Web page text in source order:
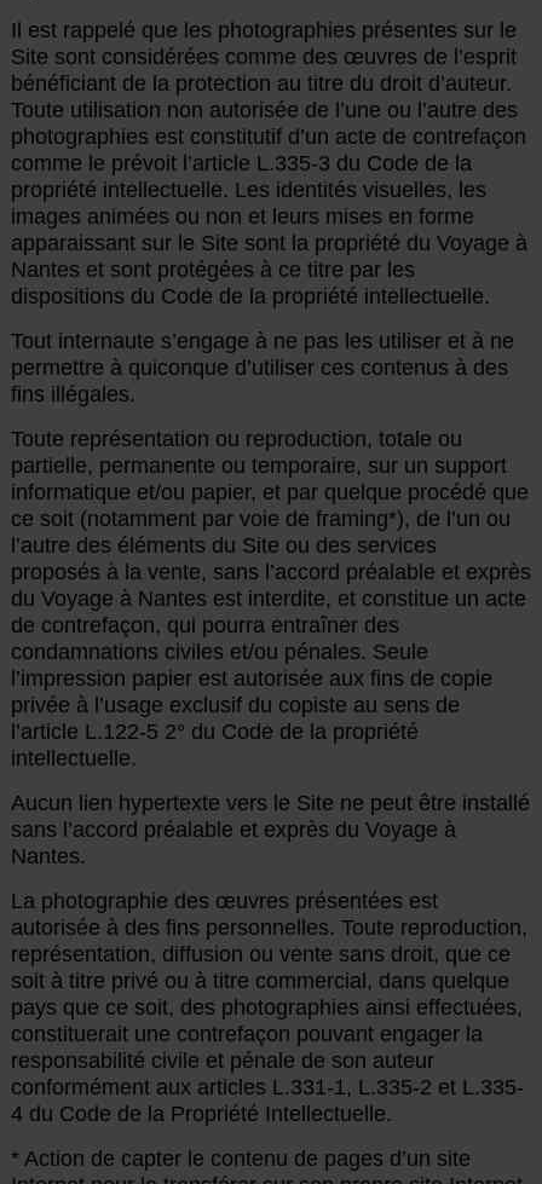
Il est rappelé que les photographies présentes sur le
Site sont considérées comme des œuvres de l’esprit
bénéficiant de la protection au titre du droit d’auteur.
Toute utilisation non autorisée de l’une ou l’autre des
photographies est constitutif d’un acte de contrefaçon
comme le prévoit l’article L.335-3 du Code de la
propriété intellectuelle. Les identités visuelles, les
images animées ou non et leurs mises en forme
apparaissant sur le Site sont la propriété du Voyage à
Nantes et sont protégées à ce titre par les
dispositions du Code de la propriété intellectuelle.
Tout internaute s’engage à ne pas les utiliser et à ne
permettre à quiconque d’utiliser ces contenus à des
fins illégales.
Toute représentation ou reproduction, totale ou
partielle, permanente ou temporaire, sur un support
informatique et/ou papier, et par quelque procédé que
ce soit (notamment par voie de framing*), de l’un ou
l’autre des éléments du Site ou des services
proposés à la vente, sans l’accord préalable et exprès
du Voyage à Nantes est interdite, et constitue un acte
de contrefaçon, qui pourra entraîner des
condamnations civiles et/ou pénales. Seule
l’impression papier est autorisée aux fins de copie
privée à l’usage exclusif du copiste au sens de
l’article L.122-5 2° du Code de la propriété
intellectuelle.
Aucun lien hypertexte vers le Site ne peut être installé
sans l’accord préalable et exprès du Voyage à
Nantes.
La photographie des œuvres présentées est
autorisée à des fins personnelles. Toute reproduction,
représentation, diffusion ou vente sans droit, que ce
soit à titre privé ou à titre commercial, dans quelque
pays que ce soit, des photographies ainsi effectuées,
constituerait une contrefaçon pouvant engager la
responsabilité civile et pénale de son auteur
conformément aux articles L.331-1, L.335-2 et L.335-
4 du Code de la Propriété Intellectuelle.
* Action de capter le contenu de pages d’un site